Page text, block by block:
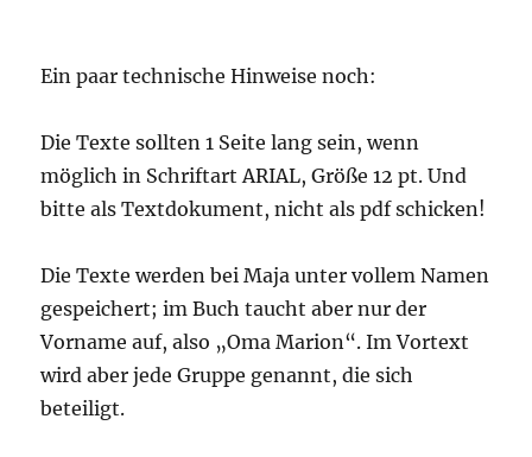
Ein paar technische Hinweise noch:
Die Texte sollten 1 Seite lang sein, wenn
möglich in Schriftart ARIAL, Größe 12 pt. Und
bitte als Textdokument, nicht als pdf schicken!
Die Texte werden bei Maja unter vollem Namen
gespeichert; im Buch taucht aber nur der
Vorname auf, also „Oma Marion“. Im Vortext
wird aber jede Gruppe genannt, die sich
beteiligt.